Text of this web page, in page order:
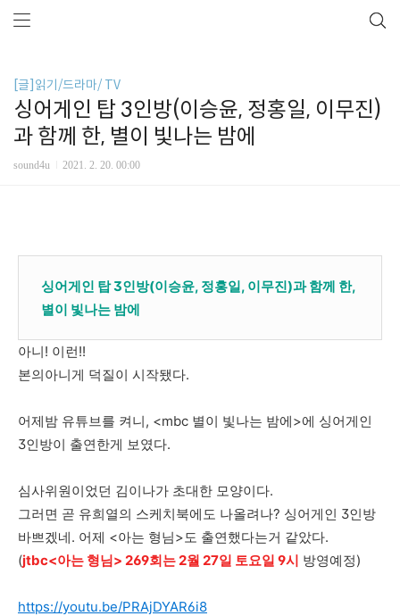
[글]읽기/드라마/ TV
싱어게인 탑 3인방(이승윤, 정홍일, 이무진)
과 함께 한, 별이 빛나는 밤에
sound4u 2021. 2. 20. 00:00
싱어게인 탑 3인방(이승윤, 정홍일, 이무진)과 함께 한,
별이 빛나는 밤에
아니! 이런!!
본의아니게 덕질이 시작됐다.
어제밤 유튜브를 켜니, <mbc 별이 빛나는 밤에>에 싱어게인
3인방이 출연한게 보였다.
심사위원이었던 김이나가 초대한 모양이다.
그러면 곧 유희열의 스케치북에도 나올려나? 싱어게인 3인방
바쁘겠네. 어제 <아는 형님>도 출연했다는거 같았다.
(jtbc<아는 형님> 269회는 2월 27일 토요일 9시 방영예정)
https://youtu.be/PRAjDYAR6i8